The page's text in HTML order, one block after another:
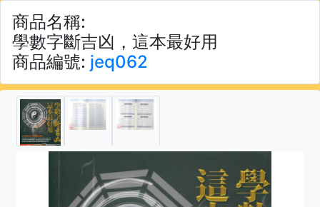
商品名稱:
學數字斷吉凶，這本最好用
商品編號: jeq062